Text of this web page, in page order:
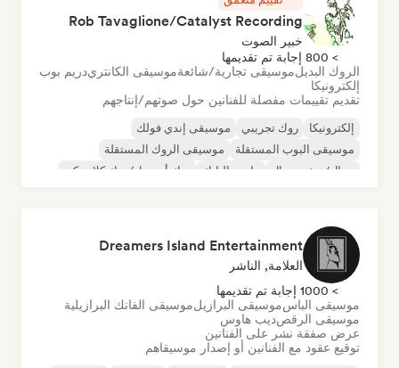
Rob Tavaglione/Catalyst Recording
خبير الصوت
> 800 إجابة تم تقديمها
الروك البديلموسيقى تجارية/شائعةموسيقى الكانتريدريم بوب
إلكترونيكا
تقديم تقييمات مفصلة للفنانين حول صوتهم/إنتاجهم
إلكترونيكا روك تجريبي
موسيقى إندي فولك
موسيقى البوب المستقلة
موسيقى الروك المستقلة
ميتال/هيفي ميتال
ما بعد البانك روك أند رول/روك كلاسيكي
Dreamers Island Entertainment
العلامة, الناشر
> 1000 إجابة تم تقديمها
موسيقى الباسموسيقى البرازيلموسيقى الفانك البرازيلية
موسيقى الرقصديب هاوس
عرض صفقة نشر على الفنانين
توقيع عقود مع الفنانين أو إصدار موسيقاهم